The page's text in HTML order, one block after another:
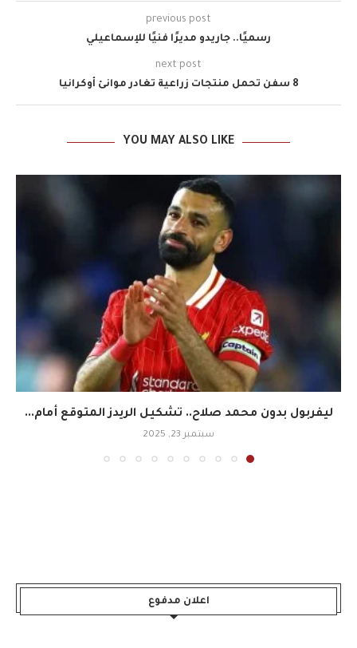
previous post
رسميًا.. جاريدو مديرًا فنيًا للإسماعيلي
next post
8 سفن تحمل منتجات زراعية تغادر موانئ أوكرانيا
YOU MAY ALSO LIKE
ليفربول بدون محمد صلاح.. تشكيل الريدز المتوقع أمام...
سبتمبر 23, 2025
اعلان مدفوع